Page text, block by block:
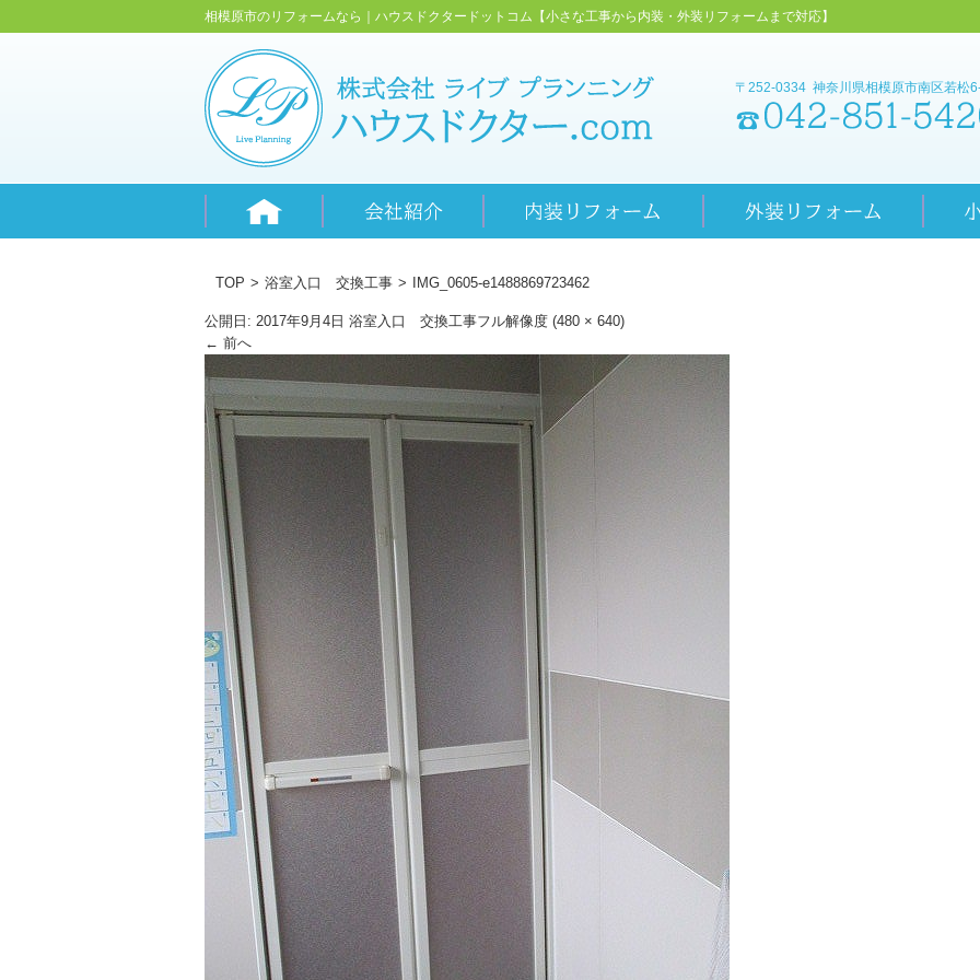
相模原市のリフォームなら｜ハウスドクタードットコム【小さな工事から内装・外装リフォームまで対応】
〒252-0334 神奈川県相模原市南区若松
TOP > 浴室入口 交換工事 > IMG_0605-e1488869723462
公開日: 2017年9月4日 浴室入口 交換工事フル解像度 (480 × 640)
← 前へ